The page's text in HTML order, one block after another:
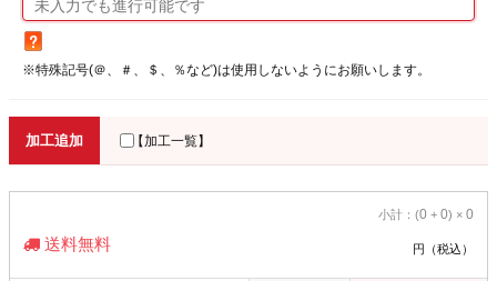
※特殊記号(＠、＃、＄、％など)は使用しないようにお願いします。
加工追加 【加工一覧】
小計：(0 + 0) × 0
送料無料 円（税込）